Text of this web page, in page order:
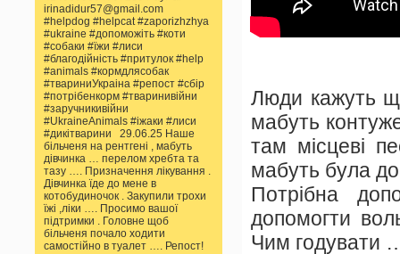
irinadidur57@gmail.com
#helpdog #helpcat #zaporizhzhya
#ukraine #допоможіть #коти
#собаки #їжи #лиси
#благодійність #притулок #help
#animals #кормдлясобак
#твариниУкраіна #репост #сбір
#потрібенкорм #тваринивійни
#заручникивійни
#UkraineAnimals #іжаки #лиси
#дикітварини 29.06.25 Наше
більченя на рентгені , мабуть
дівчинка … перелом хребта та
тазу …. Призначення лікування .
Дівчинка їде до мене в
котобудиночок . Закупили трохи
їжі ,ліки …. Просимо вашої
підтримки . Головне щоб
більченя почало ходити
самостійно в туалет …. Репост!
Люди кажуть
мабуть
там місцеві
мабуть була
Потрібна
допомогти
Чим годувати